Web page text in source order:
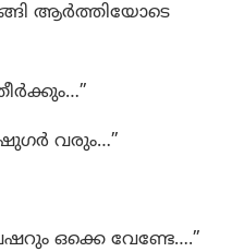
ആർത്തിയോടെ
വരും…”
ഒക്കെ വേണ്ടേ….”